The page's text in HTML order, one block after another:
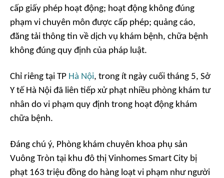
cấp giấy phép hoạt động; hoạt động không đúng
phạm vi chuyên môn được cấp phép; quảng cáo,
đăng tải thông tin về dịch vụ khám bệnh, chữa bệnh
không đúng quy định của pháp luật.
Chỉ riêng tại TP Hà Nội, trong ít ngày cuối tháng 5, Sở
Y tế Hà Nội đã liên tiếp xử phạt nhiều phòng khám tư
nhân do vi phạm quy định trong hoạt động khám
chữa bệnh.
Đáng chú ý, Phòng khám chuyên khoa phụ sản
Vuông Tròn tại khu đô thị Vinhomes Smart City bị
phạt 163 triệu đồng do hàng loạt vi phạm như người